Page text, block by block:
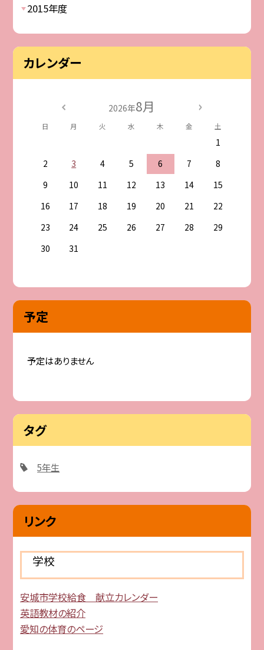
2015年度
カレンダー
2026年8月
日 月 火 水 木 金 土
1
2
3 4 5 6 7
8
9
10 11 12 13 14
15
16
17 18 19 20 21
22
23
24 25 26 27 28
29
30
31
予定
予定はありません
タグ
5年生
リンク
学校
安城市学校給食 献立カレンダー
英語教材の紹介
愛知の体育のページ